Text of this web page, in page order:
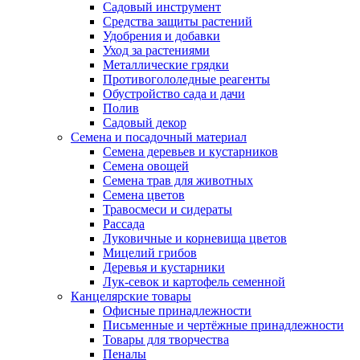
Садовый инструмент
Средства защиты растений
Удобрения и добавки
Уход за растениями
Металлические грядки
Противогололедные реагенты
Обустройство сада и дачи
Полив
Садовый декор
Семена и посадочный материал
Семена деревьев и кустарников
Семена овощей
Семена трав для животных
Семена цветов
Травосмеси и сидераты
Рассада
Луковичные и корневища цветов
Мицелий грибов
Деревья и кустарники
Лук-севок и картофель семенной
Канцелярские товары
Офисные принадлежности
Письменные и чертёжные принадлежности
Товары для творчества
Пеналы